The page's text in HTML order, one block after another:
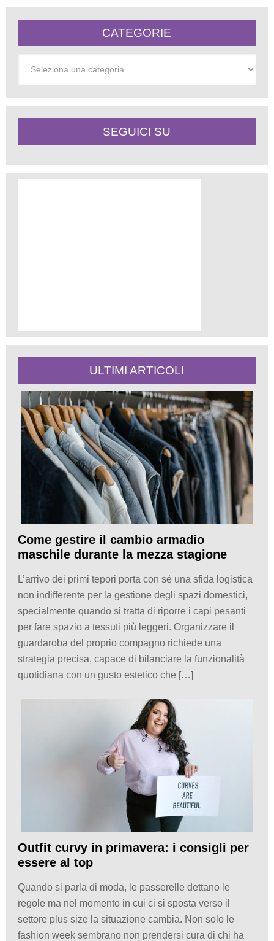
CATEGORIE
SEGUICI SU
ULTIMI ARTICOLI
Come gestire il cambio armadio
maschile durante la mezza stagione
L’arrivo dei primi tepori porta con sé una sfida logistica
non indifferente per la gestione degli spazi domestici,
specialmente quando si tratta di riporre i capi pesanti
per fare spazio a tessuti più leggeri. Organizzare il
guardaroba del proprio compagno richiede una
strategia precisa, capace di bilanciare la funzionalità
quotidiana con un gusto estetico che […]
Outfit curvy in primavera: i consigli per
essere al top
Quando si parla di moda, le passerelle dettano le
regole ma nel momento in cui ci si sposta verso il
settore plus size la situazione cambia. Non solo le
fashion week sembrano non prendersi cura di chi ha